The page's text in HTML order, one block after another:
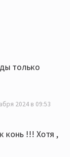
только
2024 в 09:53
конь !!! Хотя ,